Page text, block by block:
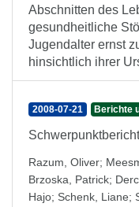
Abschnitten des
gesundheitliche
Jugendalter ernst
hinsichtlich ihrer
2008-07-21 Berichte
Razum, Oliver;
Brzoska, Patrick;
Hajo; Schenk, Liane;